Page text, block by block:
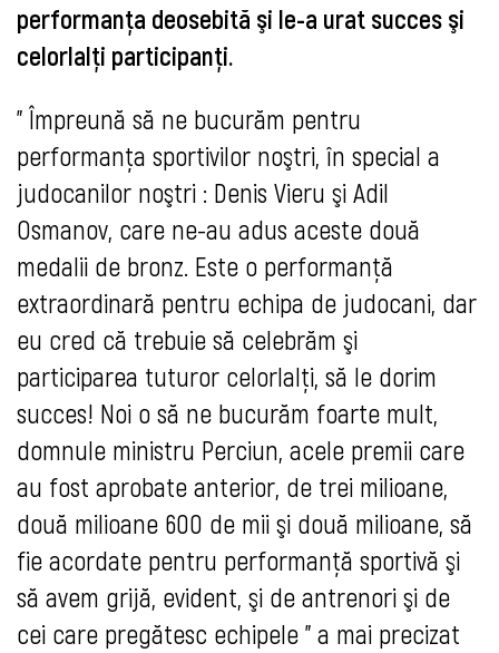
performanţa deosebită şi le-a urat succes şi
celorlalţi participanţi.
" Împreună să ne bucurăm pentru
performanţa sportivilor noştri, în special a
judocanilor noştri : Denis Vieru şi Adil
Osmanov, care ne-au adus aceste două
medalii de bronz. Este o performanţă
extraordinară pentru echipa de judocani, dar
eu cred că trebuie să celebrăm şi
participarea tuturor celorlalţi, să le dorim
succes! Noi o să ne bucurăm foarte mult,
domnule ministru Perciun, acele premii care
au fost aprobate anterior, de trei milioane,
două milioane 600 de mii şi două milioane, să
fie acordate pentru performanţă sportivă şi
să avem grijă, evident, şi de antrenori şi de
cei care pregătesc echipele " a mai precizat